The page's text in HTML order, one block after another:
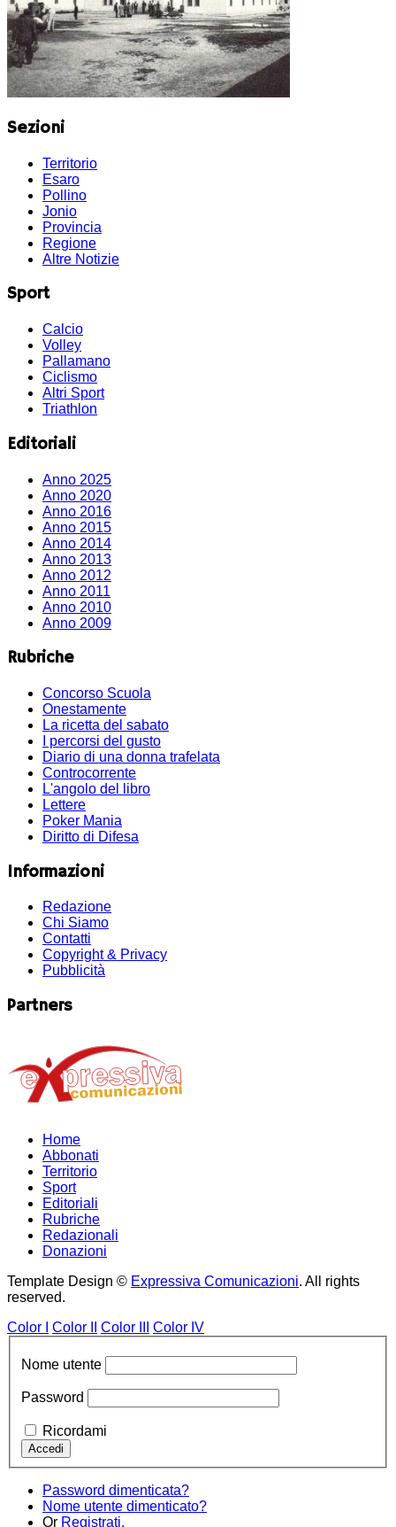
Sezioni
Territorio
Esaro
Pollino
Jonio
Provincia
Regione
Altre Notizie
Sport
Calcio
Volley
Pallamano
Ciclismo
Altri Sport
Triathlon
Editoriali
Anno 2025
Anno 2020
Anno 2016
Anno 2015
Anno 2014
Anno 2013
Anno 2012
Anno 2011
Anno 2010
Anno 2009
Rubriche
Concorso Scuola
Onestamente
La ricetta del sabato
I percorsi del gusto
Diario di una donna trafelata
Controcorrente
L'angolo del libro
Lettere
Poker Mania
Diritto di Difesa
Informazioni
Redazione
Chi Siamo
Contatti
Copyright & Privacy
Pubblicità
Partners
Home
Abbonati
Territorio
Sport
Editoriali
Rubriche
Redazionali
Donazioni
Template Design © Expressiva Comunicazioni. All rights
reserved.
Color I
Color II Color III Color IV
Nome utente
Password
Ricordami
Password dimenticata?
Nome utente dimenticato?
Or Registrati.